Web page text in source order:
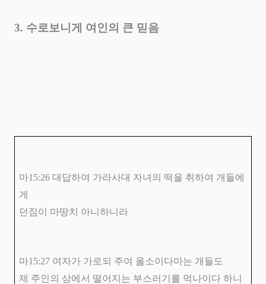
3. 수로보니게 여인의 큰 믿음
마15:26 대답하여 가라사대 자녀의 떡을 취하여 개들에
게
던짐이 마땅치 아니하니라
마15:27 여자가 가로되 주여 옳소이다마는 개들도
제 주인의 상에서 떨어지는 부스러기를 먹나이다 하니